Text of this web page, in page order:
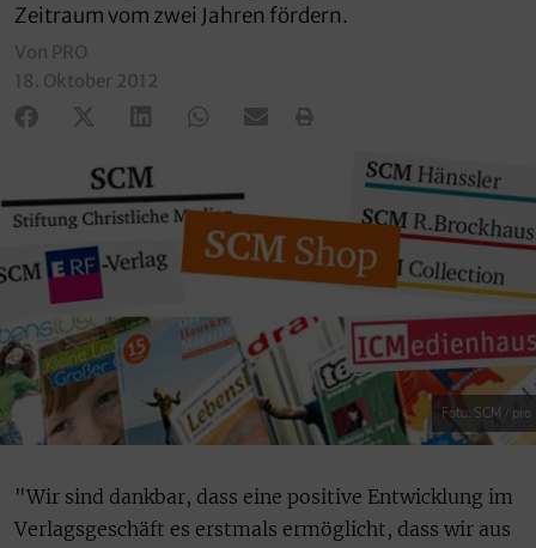
Zeitraum vom zwei Jahren fördern.
Von PRO
18. Oktober 2012
Foto: SCM / pro
"Wir sind dankbar, dass eine positive Entwicklung im
Verlagsgeschäft es erstmals ermöglicht, dass wir aus